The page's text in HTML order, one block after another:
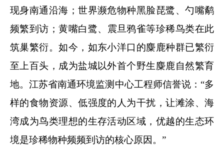
现身南通沿海；世界濒危物种黑脸琵鹭、勺嘴鹬
频繁到访；黄嘴白鹭、震旦鸦雀等珍稀鸟类在此
筑巢繁衍。如今，如东小洋口的麋鹿种群已繁衍
至上百头，成为盐城以外首个野生麋鹿自然繁育
地。江苏省南通环境监测中心工程师信誉说：“多
样的食物资源、低强度的人为干扰，让滩涂、海
湾成为鸟类理想的生存活动区域，优越的生态环
境是珍稀物种频频到访的核心原因。”